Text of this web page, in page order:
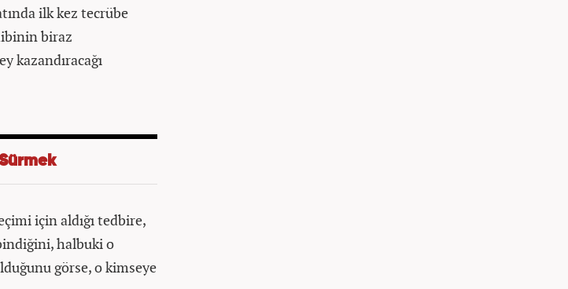
ilk kez tecrübe
biraz
kazandıracağı
için aldığı tedbire,
halbuki o
görse, o kimseye